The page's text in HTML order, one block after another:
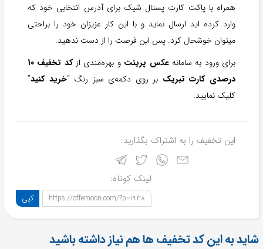
همراه با پاکت کارت پستال شیک برای آدرس انتخابی خود که
وارد کرده اید ارسال نماید و با این کار عزیزان خود را براحتی
میتوان خوشحال کرد. پس این فرصت را از دست ندهید.
برای ورود به سامانهعکس پرینت و بهره‌مندی از
کد تخفیف 10
درصدی کارت تبریک بر روی دکمه‌ی سبز رنگ “خرید کنید”
کلیک نمایید.
این تخفیف را به اشتراک بگذارید:
لینک کوتاه:
https://offemoon.com/?p=1938 کپی
شاید به این کد تخفیف ها هم نیاز داشته باشید